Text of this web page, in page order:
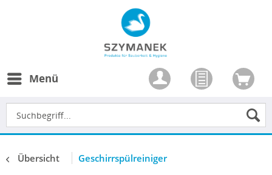
Menü
Übersicht Geschirrspülreiniger